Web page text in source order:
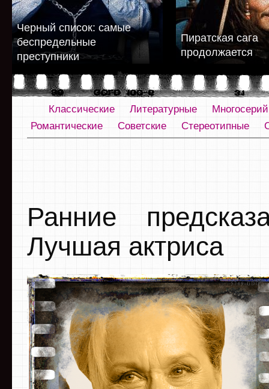
Черный список: самые
беспредельные
преступники
Пиратская сага
продолжается
Классические Литературные
Романтические
Советские Стереотипные
Ранние
Лучшая актриса